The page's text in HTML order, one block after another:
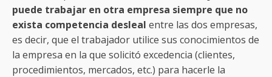
puede trabajar en otra empresa siempre que no
exista competencia desleal entre las dos empresas,
es decir, que el trabajador utilice sus conocimientos de
la empresa en la que solicitó excedencia (clientes,
procedimientos, mercados, etc.) para hacerle la